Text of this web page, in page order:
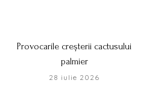
Provocarile creșterii cactusului
palmier
28 iulie 2026